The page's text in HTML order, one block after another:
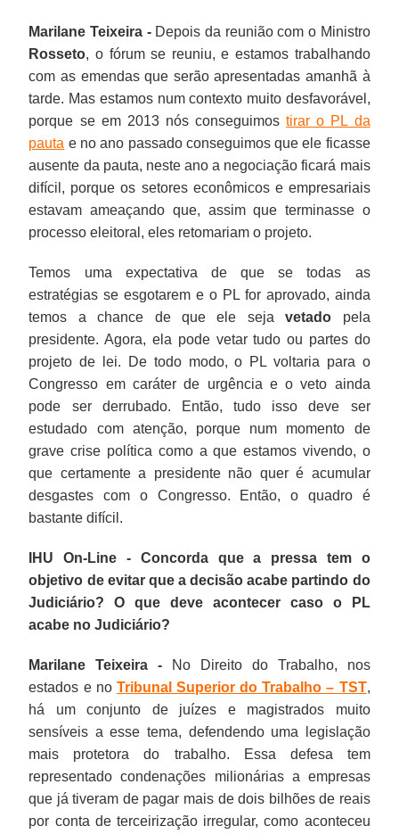
Marilane Teixeira -Depois da reunião com o Ministro
Rosseto, o fórum se reuniu, e estamos trabalhando
com as emendas que serão apresentadas amanhã à
tarde. Mas estamos num contexto muito desfavorável,
porque se em 2013 nós conseguimostirar o PL da
pauta e no ano passado conseguimos que ele ficasse
ausente da pauta, neste ano a negociação ficará mais
difícil, porque os setores econômicos e empresariais
estavam ameaçando que, assim que terminasse o
processo eleitoral, eles retomariam o projeto.
Temos uma expectativa de que se todas as
estratégias se esgotarem e o PL for aprovado, ainda
temos a chance de que ele sejavetado pela
presidente. Agora, ela pode vetar tudo ou partes do
projeto de lei. De todo modo, o PL voltaria para o
Congresso em caráter de urgência e o veto ainda
pode ser derrubado. Então, tudo isso deve ser
estudado com atenção, porque num momento de
grave crise política como a que estamos vivendo, o
que certamente a presidente não quer é acumular
desgastes com o Congresso. Então, o quadro é
bastante difícil.
IHU On-Line - Concorda que a pressa tem o
objetivo de evitar que a decisão acabe partindo do
Judiciário? O que deve acontecer caso o PL
acabe no Judiciário?
Marilane Teixeira - No Direito do Trabalho, nos
estados e no Tribunal Superior do Trabalho – TST,
há um conjunto de juízes e magistrados muito
sensíveis a esse tema, defendendo uma legislação
mais protetora do trabalho. Essa defesa tem
representado condenações milionárias a empresas
que já tiveram de pagar mais de dois bilhões de reais
por conta de terceirização irregular, como aconteceu